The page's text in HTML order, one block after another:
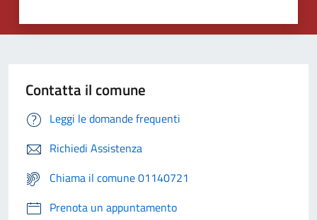
Contatta il comune
Leggi le domande frequenti
Richiedi Assistenza
Chiama il comune 01140721
Prenota un appuntamento